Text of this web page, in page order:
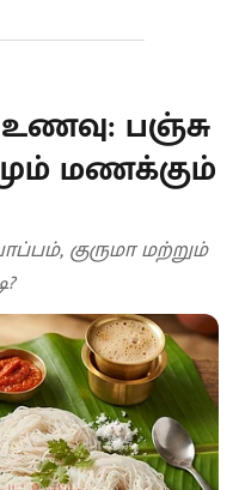
பஞ்சு
மணக்கும்
குருமா மற்றும்